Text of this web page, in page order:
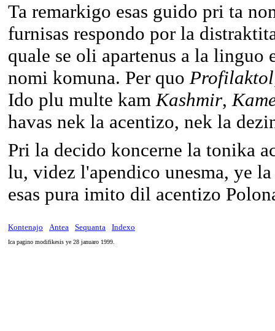
Ta remarkigo esas guido pri ta
furnisas respondo por la
quale se oli apartenus a la linguo
nomi komuna. Per quo Profilaktol
Ido plu multe kamKashmir,
havas nek la acentizo, nek la
Pri la decido koncerne la tonika
lu, videz l'apendico unesma, ye
esas pura imito dil acentizo
Kontenajo Antea Sequanta Indexo
Ica pagino modifikesis ye 28 januaro 1999.